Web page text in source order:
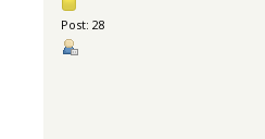
Post: 28